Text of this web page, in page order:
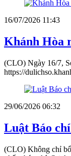
16/07/2026 11:43
Khánh Hòa
(CLO) Ngày 16/7,
https://
29/06/2026 06:32
Luật Báo
(CLO) Không chỉ bổ